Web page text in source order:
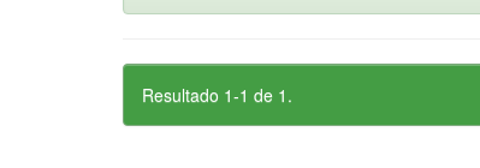
Resultado 1-1 de 1.